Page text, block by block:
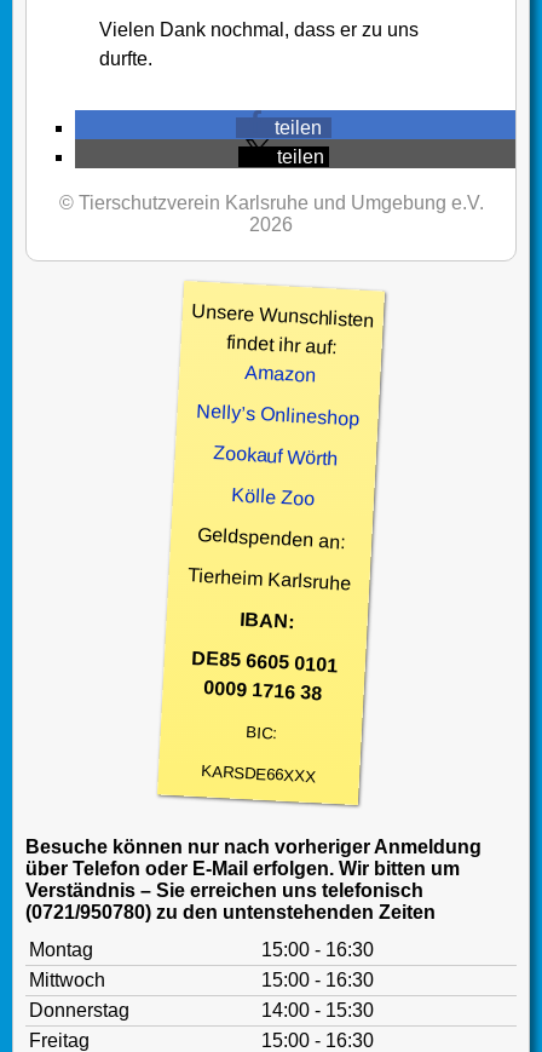
Vielen Dank nochmal, dass er zu uns
durfte.
teilen
teilen
© Tierschutzverein Karlsruhe und Umgebung e.V.
2026
Unsere Wunschlisten
findet ihr auf:
Amazon
Nelly’s Onlineshop
Zookauf Wörth
Kölle Zoo
Geldspenden an:
Tierheim Karlsruhe
IBAN:
DE85 6605 0101
0009 1716 38
BIC:
KARSDE66XXX
Besuche können nur nach vorheriger Anmeldung
über Telefon oder E-Mail erfolgen. Wir bitten um
Verständnis – Sie erreichen uns telefonisch
(0721/950780) zu den untenstehenden Zeiten
Montag
15:00 - 16:30
Mittwoch
15:00 - 16:30
Donnerstag
14:00 - 15:30
Freitag
15:00 - 16:30